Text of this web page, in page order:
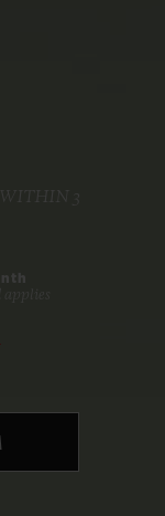
3